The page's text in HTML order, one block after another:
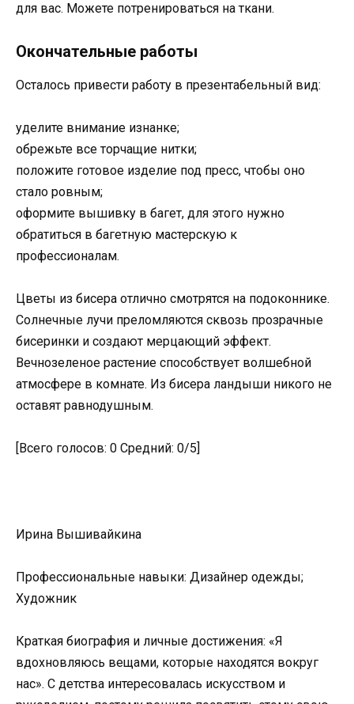
для вас. Можете потренироваться на ткани.
Окончательные работы
Осталось привести работу в презентабельный вид:
уделите внимание изнанке;
обрежьте все торчащие нитки;
положите готовое изделие под пресс, чтобы оно
стало ровным;
оформите вышивку в багет, для этого нужно
обратиться в багетную мастерскую к
профессионалам.
Цветы из бисера отлично смотрятся на подоконнике.
Солнечные лучи преломляются сквозь прозрачные
бисеринки и создают мерцающий эффект.
Вечнозеленое растение способствует волшебной
атмосфере в комнате. Из бисера ландыши никого не
оставят равнодушным.
[Всего голосов: 0 Средний: 0/5]
Ирина Вышивайкина
Профессиональные навыки: Дизайнер одежды;
Художник
Краткая биография и личные достижения: «Я
вдохновляюсь вещами, которые находятся вокруг
нас». С детства интересовалась искусством и